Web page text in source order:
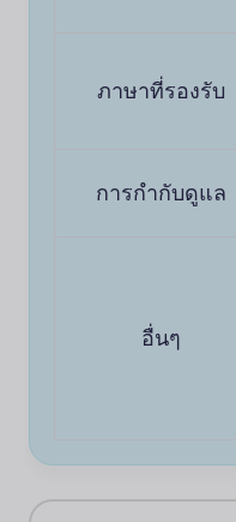
ภาษาที่รองรับ
การกำกับดูแล
อื่นๆ